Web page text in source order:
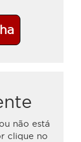
não está
clique no